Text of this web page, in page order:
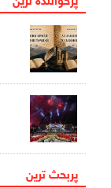
پربحث ترین